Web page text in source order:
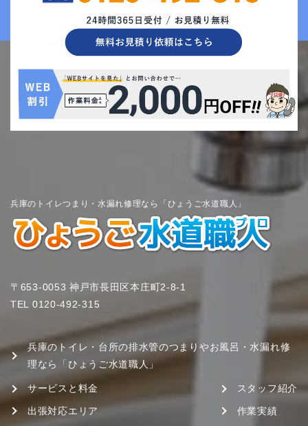
兵庫のトイレつまり・水漏れ修理なら「ひょうご水道職人」
〒653-0053 神戸市長田区本庄町2-8-1
TEL 0120-492-315
兵庫のトイレ・台所の排水管のつまりやお風呂・水漏れ修
理なら「ひょうご水道職人」
サービスと料金
出張対応エリア
スタッフ紹介
作業実績